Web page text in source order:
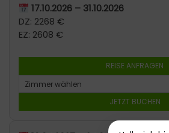
17.10.2026 – 31.10.2026
DZ: 2268 €
EZ: 2608 €
REISE ANFRAGEN
JETZT BUCHEN